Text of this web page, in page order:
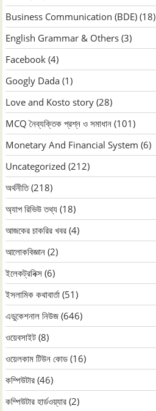
Business Communication (BDE) (18)
English Grammar & Others (3)
Facebook (4)
Googly Dada (1)
Love and Kosto story (28)
MCQ নৈব্যক্তিক প্রশ্ন ও সমাধান (101)
Monetary And Financial System (6)
Uncategorized (212)
অর্থনীতি(218)
অ্যাপ রিভিউ তথ্য (18)
আজকের চাকরির খবর (4)
আলোকবিজ্ঞান (2)
ইলেকট্রনিক্স (6)
ইসলামিক কথাবার্তা (51)
এডুকেশনাল নিউজ (646)
ওয়েবসাইট (8)
ওয়েলকাম টিউন কোড (16)
কম্পিউটার (46)
কম্পিউটার হার্ডওয়্যার (2)